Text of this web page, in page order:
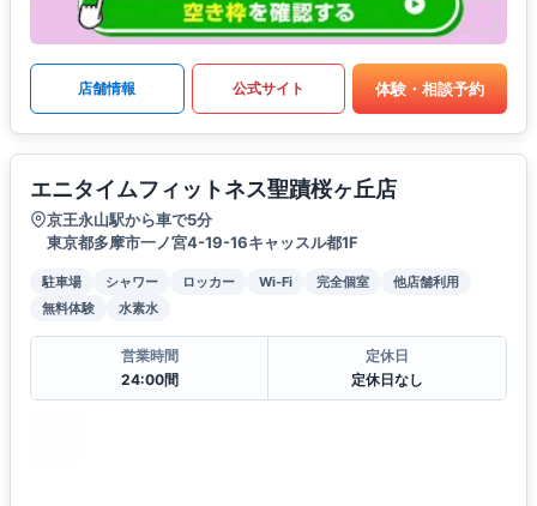
店舗情報 公式サイト 体験・相談予約
エニタイムフィットネス聖蹟桜ヶ丘店
京王永山駅から車で5分
東京都多摩市一ノ宮4-19-16キャッスル都1F
駐車場 シャワー ロッカー Wi-Fi 完全個室
他店舗利用
無料体験
水素水
営業時間
24:00間
定休日
定休日なし